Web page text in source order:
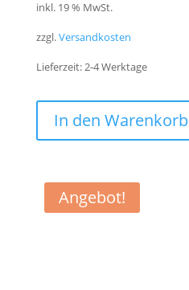
inkl. 19 % MwSt.
zzgl.Versandkosten
Lieferzeit:2-4 Werktage
In den Warenkorb
Angebot!